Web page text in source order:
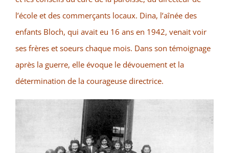
l’école et des commerçants locaux. Dina, l’aînée des
enfants Bloch, qui avait eu 16 ans en 1942, venait voir
ses frères et soeurs chaque mois. Dans son témoignage
après la guerre, elle évoque le dévouement et la
détermination de la courageuse directrice.